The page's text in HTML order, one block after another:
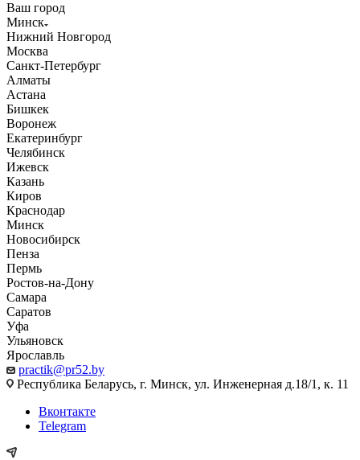
Ваш город
Минск
Нижний Новгород
Москва
Санкт-Петербург
Алматы
Астана
Бишкек
Воронеж
Екатеринбург
Челябинск
Ижевск
Казань
Киров
Краснодар
Минск
Новосибирск
Пенза
Пермь
Ростов-на-Дону
Самара
Саратов
Уфа
Ульяновск
Ярославль
practik@pr52.by
Республика Беларусь, г. Минск, ул. Инженерная д.18/1, к. 11
Вконтакте
Telegram